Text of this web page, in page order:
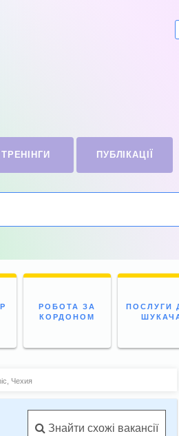
ТРЕНІНГИ ПУБЛІКАЦІЇ
РОБОТА ЗА
КОРДОНОМ
ПОСЛУГИ
Чехия
Знайти схожі вакансії